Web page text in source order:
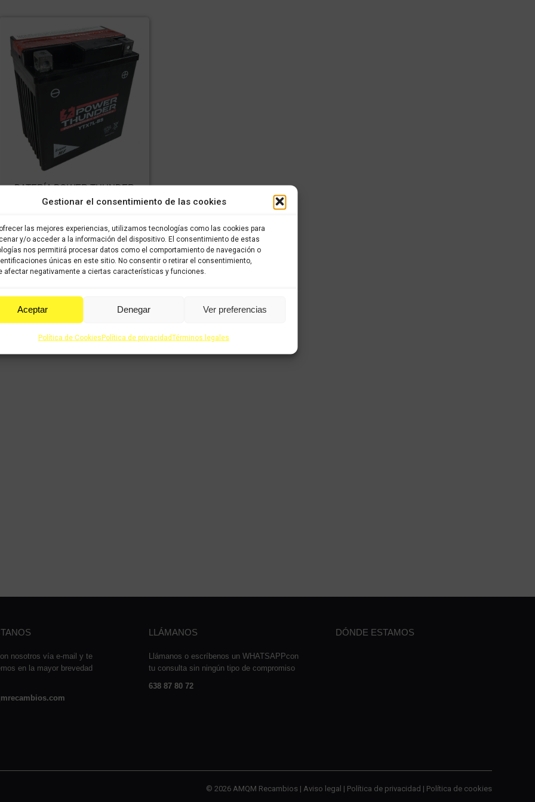
Gestionar el consentimiento de las cookies
las mejores experiencias, utilizamos tecnologías como las cookies para
y/o acceder a la información del dispositivo. El consentimiento de estas
nos permitirá procesar datos como el comportamiento de navegación o
únicas en este sitio. No consentir o retirar el consentimiento,
afectar negativamente a ciertas características y funciones.
Aceptar Denegar Ver preferencias
Política de CookiesPolítica de privacidadTérminos legales
BATERÍA POWER THUNDER
CTX7L-BS
incluido
Comprar
nosotros vía e-mail y te
en la mayor brevedad
LLÁMANOS
Llámanos o escríbenos un WHATSAPPcon
tu consulta sin ningún tipo de compromiso
638 87 80 72
DÓNDE ESTAMOS
© 2026 AMQM Recambios | Aviso legal | Política de privacidad | Política de cookies